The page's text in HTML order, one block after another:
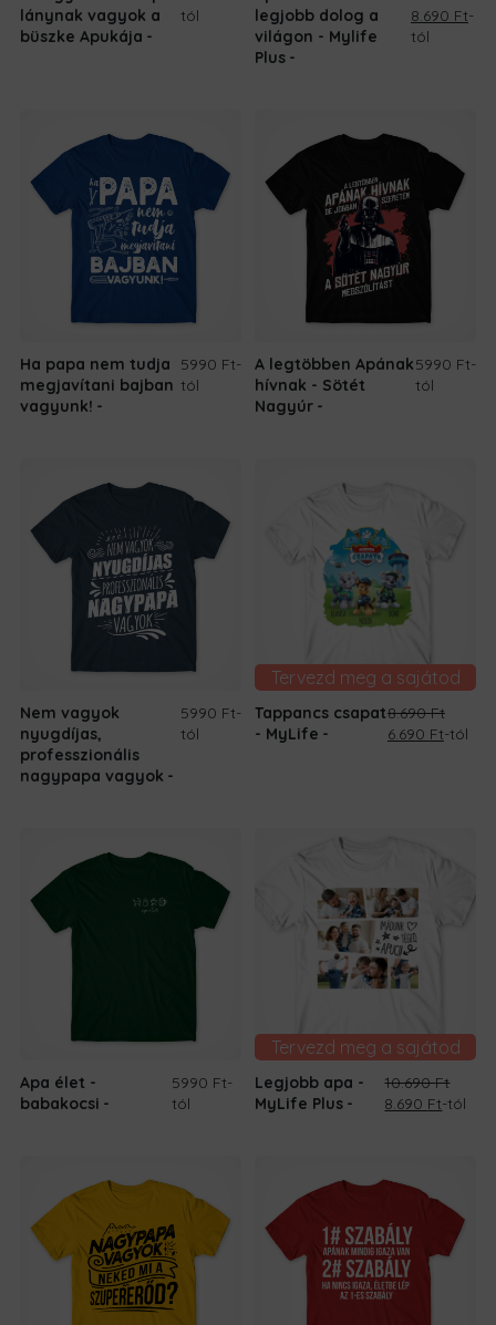
lánynak vagyok a
büszke Apukája
tól
legjobb dolog a
világon - Mylife
Plus
Original
price
8.690 Ft-
tól
Ha papa nem tudja
megjavítani bajban
vagyunk!
5990 Ft-
tól
A legtöbben Apának
hívnak - Sötét
Nagyúr
5990 Ft-
tól
Nem vagyok
nyugdíjas,
professzionális
nagypapa vagyok
5990 Ft-
tól
Tervezd meg a sajátod
Tappancs csapat
- MyLife
8.690Ft
Original
6.690 FtCurrent
-tól
Apa élet -
babakocsi
5990 Ft-
tól
Tervezd meg a sajátod
Legjobb apa -
MyLife Plus
10.690Ft
Original
8.690 FtCurrent
-tól